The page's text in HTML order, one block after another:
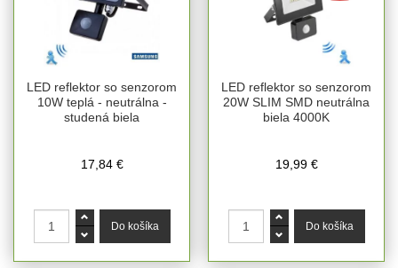
LED reflektor so senzorom
10W teplá - neutrálna -
studená biela
17,84 €
LED reflektor so senzorom
20W SLIM SMD neutrálna
biela 4000K
19,99 €